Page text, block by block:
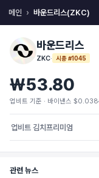
메인 바운드리스(ZKC)
바운드리스
ZKC· 시총 #1045
₩53.80
업비트 기준 · 바이낸스
업비트 김치프리미엄
관련 뉴스